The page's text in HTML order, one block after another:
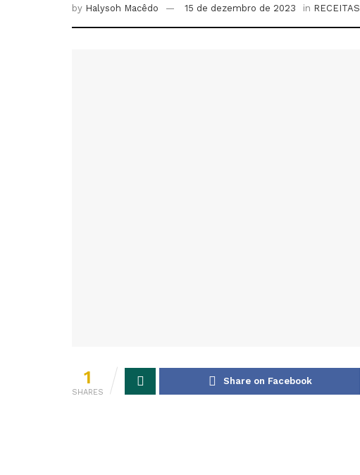
by Halysoh Macêdo 15 de dezembro de 2023 in RECEITAS
1
SHARES
Share on Facebook